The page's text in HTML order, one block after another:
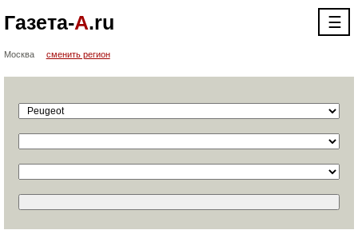
Газета-А.ru ☰
Москва сменить регион